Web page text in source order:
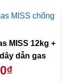
MISS 12kg +
dẫn gas